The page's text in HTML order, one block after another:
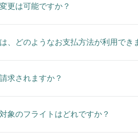
更は可能ですか？
、どのようなお支払方法が利用でき
求されますか？
象のフライトはどれですか？